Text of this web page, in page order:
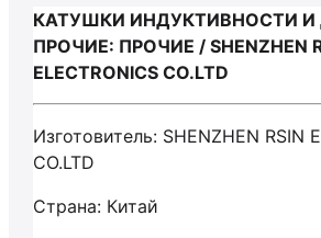
КАТУШКИ ИНДУКТИВНОСТИ И
ПРОЧИЕ: ПРОЧИЕ / SHENZHEN
ELECTRONICS CO.LTD
Изготовитель: SHENZHEN RSIN
CO.LTD
Страна: Китай